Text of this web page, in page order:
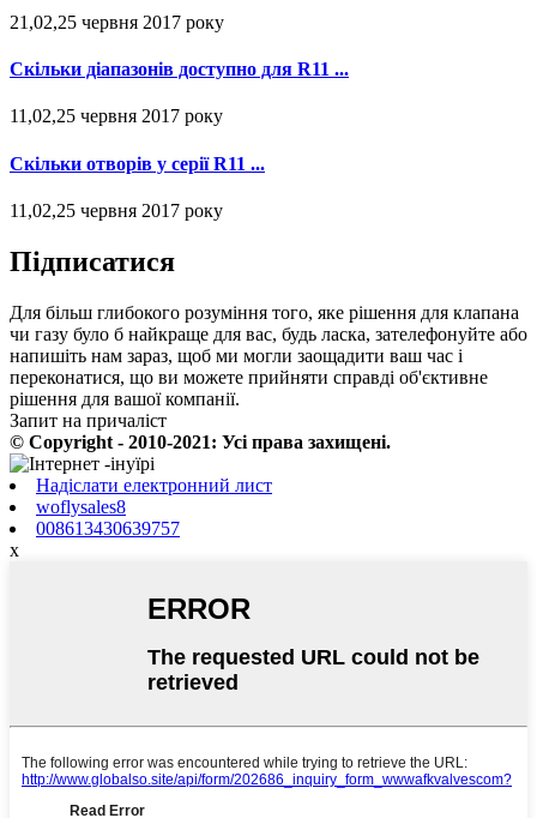
21,02,25 червня 2017 року
Скільки діапазонів доступно для R11 ...
11,02,25 червня 2017 року
Скільки отворів у серії R11 ...
11,02,25 червня 2017 року
Підписатися
Для більш глибокого розуміння того, яке рішення для клапана
чи газу було б найкраще для вас, будь ласка, зателефонуйте або
напишіть нам зараз, щоб ми могли заощадити ваш час і
переконатися, що ви можете прийняти справді об'єктивне
рішення для вашої компанії.
Запит на причаліст
© Copyright - 2010-2021: Усі права захищені.
Надіслати електронний лист
woflysales8
008613430639757
x